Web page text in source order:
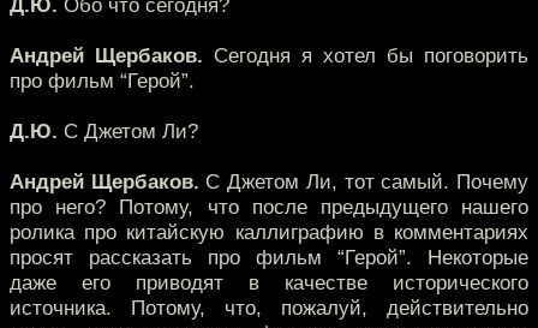
Д.Ю. Обо что сегодня?
Андрей Щербаков. Сегодня я хотел бы поговорить
про фильм “Герой”.
Д.Ю. С Джетом Ли?
Андрей Щербаков. С Джетом Ли, тот самый. Почему
про него? Потому, что после предыдущего нашего
ролика про китайскую каллиграфию в комментариях
просят рассказать про фильм “Герой”. Некоторые
даже его приводят в качестве исторического
источника. Потому, что, пожалуй, действительно